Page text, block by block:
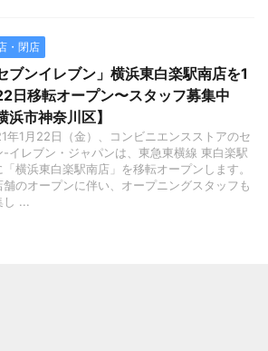
・閉店
ブンイレブン」横浜東白楽駅南店を1
日移転オープン〜スタッフ募集中
浜市神奈川区】
年1月22日（金）、コンビニエンスストアのセ
-イレブン・ジャパンは、東急東横線 東白楽駅
「横浜東白楽駅南店」を移転オープンします。
舗のオープンに伴い、オープニングスタッフも
し ...